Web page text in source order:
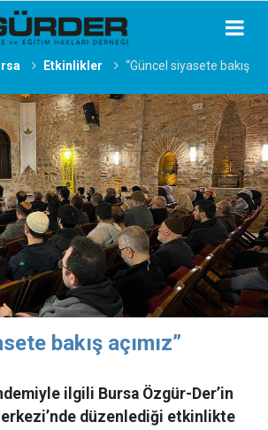
Etkinlikler
“Güncel siyasete bakış
bakış açımız”
ilgili Bursa Özgür-Der’in
düzenlediği etkinlikte